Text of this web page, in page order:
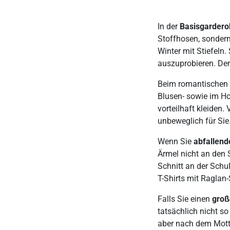
In der
Stoffhosen,
Winter mit Stiefeln.
auszuprobieren.
Beim
Blusen- sowie im
vorteilhaft kleiden.
unbeweglich für
Wenn Sie
Ärmel nicht an den
Schnitt an der
T-Shirts mit
Falls Sie einen
tatsächlich nicht so
aber nach dem